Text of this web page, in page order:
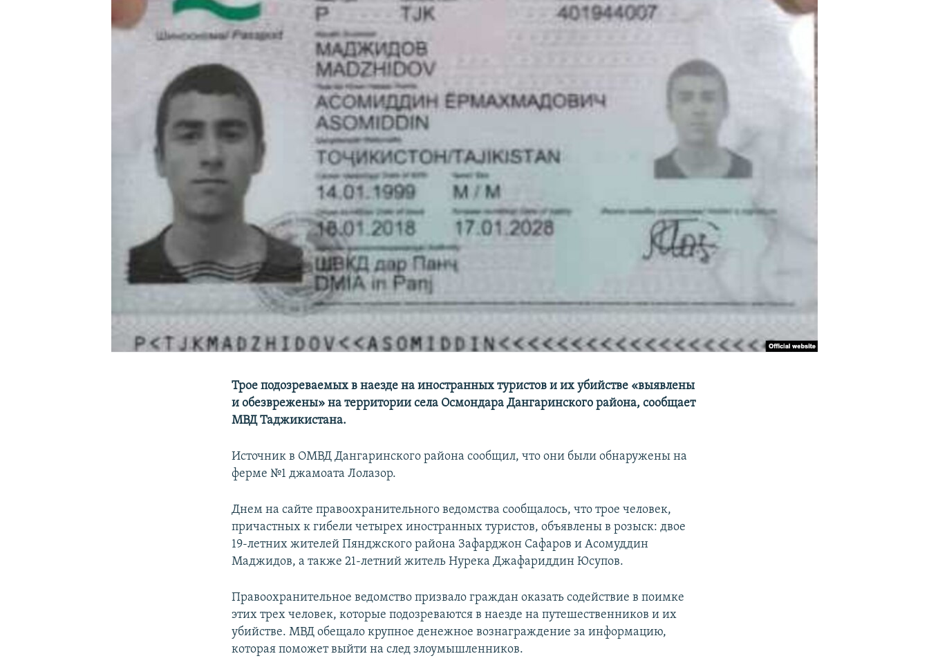
Трое подозреваемых в наезде на иностранных туристов и их убийстве «выявлены
и обезврежены» на территории села Осмондара Дангаринского района, сообщает
МВД Таджикистана.
Источник в ОМВД Дангаринского района сообщил, что они были обнаружены на
ферме №1 джамоата Лолазор.
Днем на сайте правоохранительного ведомства сообщалось, что трое человек,
причастных к гибели четырех иностранных туристов, объявлены в розыск: двое
19-летних жителей Пянджского района Зафарджон Сафаров и Асомуддин
Маджидов, а также 21-летний житель Нурека Джафариддин Юсупов.
Правоохранительное ведомство призвало граждан оказать содействие в поимке
этих трех человек, которые подозреваются в наезде на путешественников и их
убийстве. МВД обещало крупное денежное вознаграждение за информацию,
которая поможет выйти на след злоумышленников.